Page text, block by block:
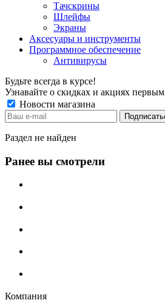
Тачскрины
Шлейфы
Экраны
Аксесуары и инструменты
Программное обеспечение
Антивирусы
Будьте всегда в курсе!
Узнавайте о скидках и акциях первым
Новости магазина
Раздел не найден
Ранее вы смотрели
Компания